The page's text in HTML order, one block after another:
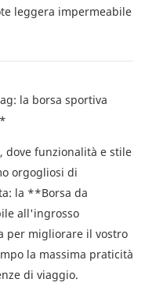
leggera impermeabile
la borsa sportiva
dove funzionalità e stile
orgogliosi di
la **Borsa da
all'ingrosso
per migliorare il vostro
la massima praticità
di viaggio.